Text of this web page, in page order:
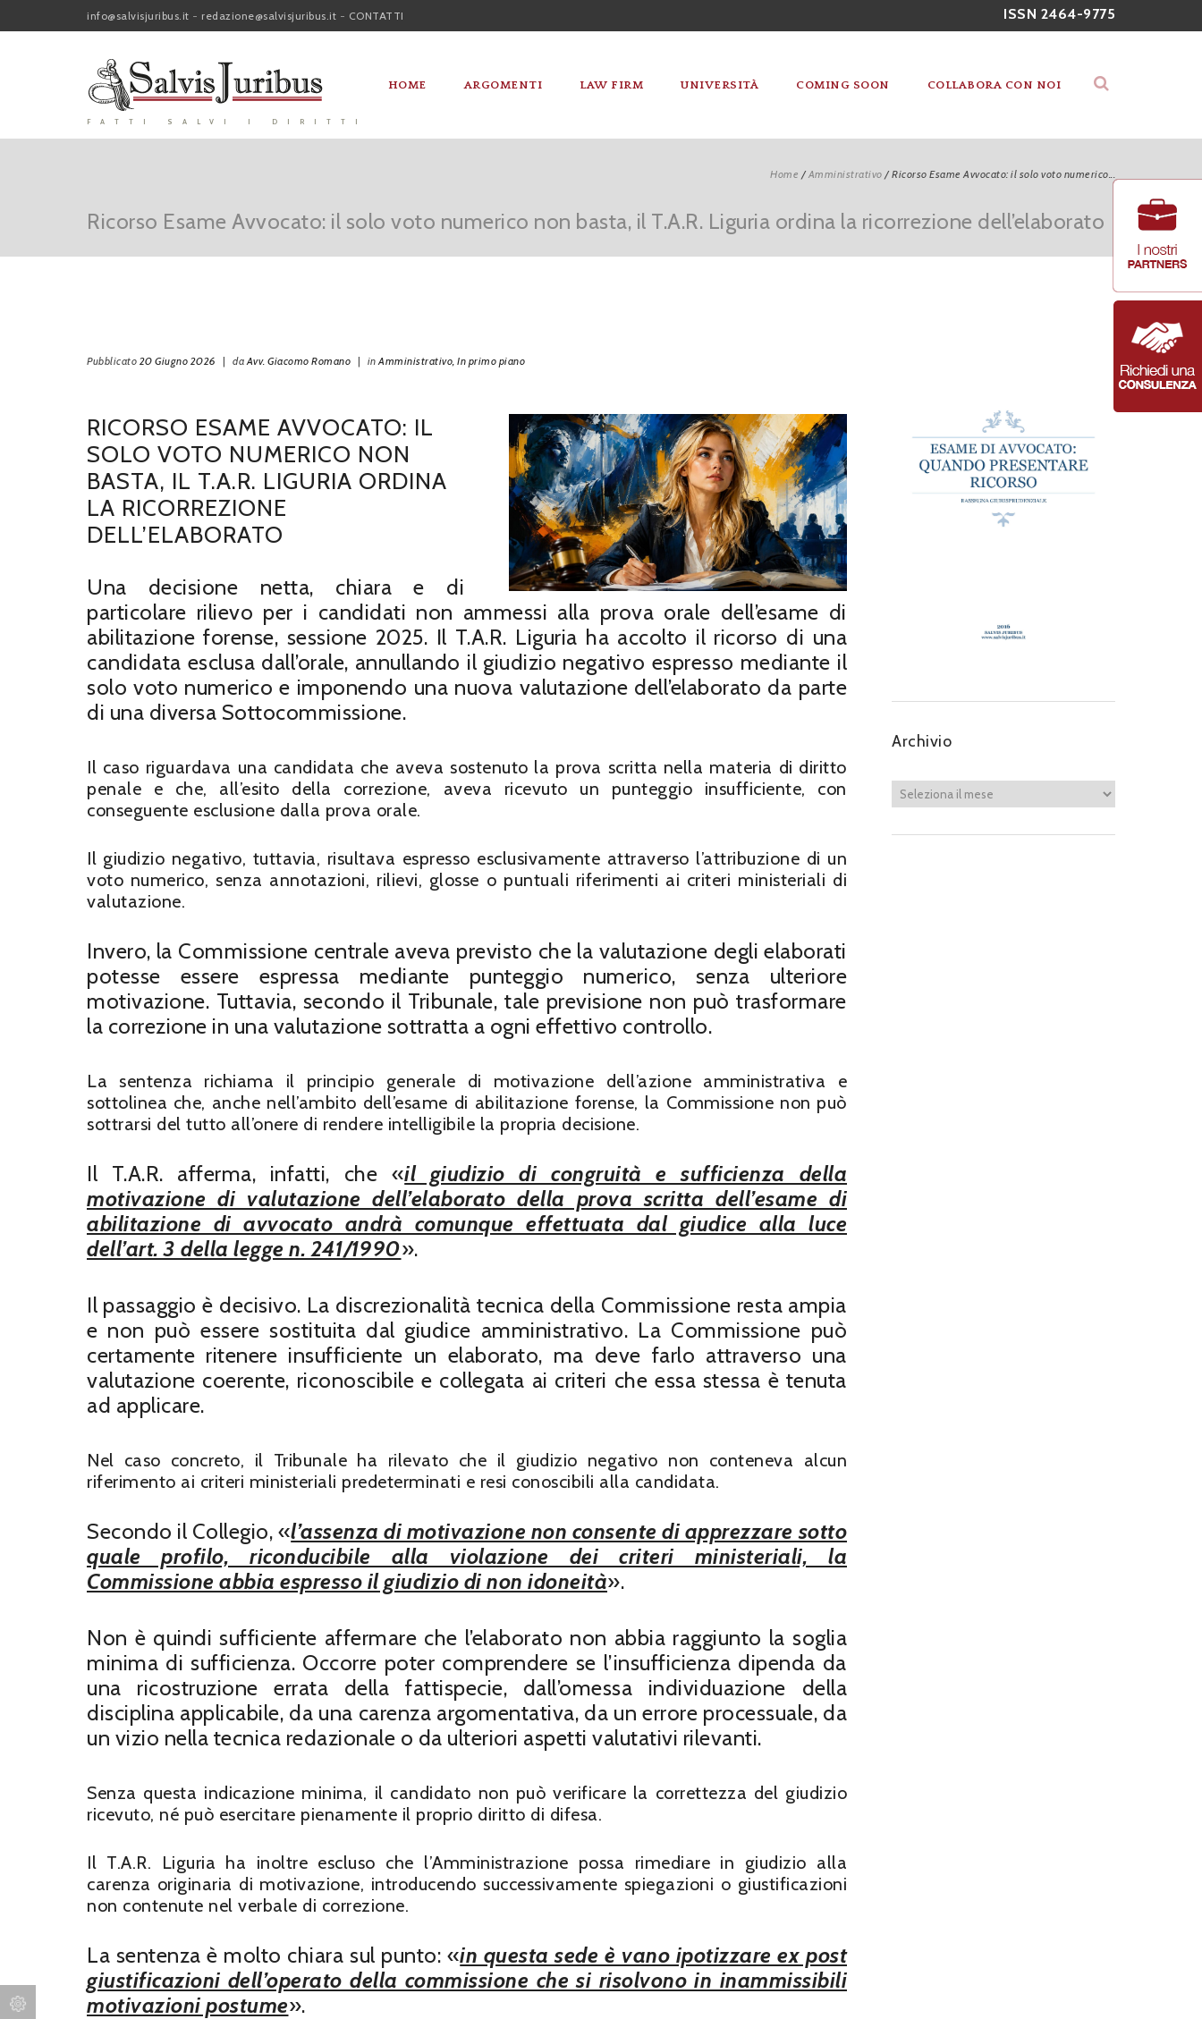
ISSN 2464-9775
info@salvisjuribus.it - redazione@salvisjuribus.it - CONTATTI
FATTI SALVI I DIRITTI
HOME ARGOMENTI LAW FIRM UNIVERSITÀ COMING SOON COLLABORA CON NOI
Home /Amministrativo /Ricorso Esame Avvocato: il solo voto numerico...
Ricorso Esame Avvocato: il solo voto numerico non basta, il T.A.R. Liguria ordina la ricorrezione dell’elaborato
Pubblicato 20 Giugno 2026 | daAvv. Giacomo Romano | inAmministrativo, In primo piano
RICORSO ESAME AVVOCATO: IL
SOLO VOTO NUMERICO NON
BASTA, IL T.A.R. LIGURIA ORDINA
LA RICORREZIONE
DELL’ELABORATO
Una decisione netta, chiara e di
particolare rilievo per i candidati non ammessi alla prova orale dell’esame di
abilitazione forense, sessione 2025. Il T.A.R. Liguria ha accolto il ricorso di una
candidata esclusa dall’orale, annullando il giudizio negativo espresso mediante il
solo voto numerico e imponendo una nuova valutazione dell’elaborato da parte
di una diversa Sottocommissione.
Il caso riguardava una candidata che aveva sostenuto la prova scritta nella materia di diritto
penale e che, all’esito della correzione, aveva ricevuto un punteggio insufficiente, con
conseguente esclusione dalla prova orale.
Il giudizio negativo, tuttavia, risultava espresso esclusivamente attraverso l’attribuzione di un
voto numerico, senza annotazioni, rilievi, glosse o puntuali riferimenti ai criteri ministeriali di
valutazione.
Invero, la Commissione centrale aveva previsto che la valutazione degli elaborati
potesse essere espressa mediante punteggio numerico, senza ulteriore
motivazione. Tuttavia, secondo il Tribunale, tale previsione non può trasformare
la correzione in una valutazione sottratta a ogni effettivo controllo.
La sentenza richiama il principio generale di motivazione dell’azione amministrativa e
sottolinea che, anche nell’ambito dell’esame di abilitazione forense, la Commissione non può
sottrarsi del tutto all’onere di rendere intelligibile la propria decisione.
Il T.A.R. afferma, infatti, che «il giudizio di congruità e sufficienza della
motivazione di valutazione dell’elaborato della prova scritta dell’esame di
abilitazione di avvocato andrà comunque effettuata dal giudice alla luce
dell’art. 3 della legge n. 241/1990».
Il passaggio è decisivo. La discrezionalità tecnica della Commissione resta ampia
e non può essere sostituita dal giudice amministrativo. La Commissione può
certamente ritenere insufficiente un elaborato, ma deve farlo attraverso una
valutazione coerente, riconoscibile e collegata ai criteri che essa stessa è tenuta
ad applicare.
Nel caso concreto, il Tribunale ha rilevato che il giudizio negativo non conteneva alcun
riferimento ai criteri ministeriali predeterminati e resi conoscibili alla candidata.
Secondo il Collegio, «l’assenza di motivazione non consente di apprezzare sotto
quale profilo, riconducibile alla violazione dei criteri ministeriali, la
Commissione abbia espresso il giudizio di non idoneità».
Non è quindi sufficiente affermare che l’elaborato non abbia raggiunto la soglia
minima di sufficienza. Occorre poter comprendere se l’insufficienza dipenda da
una ricostruzione errata della fattispecie, dall’omessa individuazione della
disciplina applicabile, da una carenza argomentativa, da un errore processuale, da
un vizio nella tecnica redazionale o da ulteriori aspetti valutativi rilevanti.
Senza questa indicazione minima, il candidato non può verificare la correttezza del giudizio
ricevuto, né può esercitare pienamente il proprio diritto di difesa.
Il T.A.R. Liguria ha inoltre escluso che l’Amministrazione possa rimediare in giudizio alla
carenza originaria di motivazione, introducendo successivamente spiegazioni o giustificazioni
non contenute nel verbale di correzione.
La sentenza è molto chiara sul punto: «in questa sede è vano ipotizzare ex post
giustificazioni dell’operato della commissione che si risolvono in inammissibili
motivazioni postume».
Archivio